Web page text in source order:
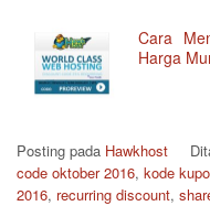
Cara
Harga
Posting pada Hawkhost
code oktober 2016, kode
2016, recurring discount,